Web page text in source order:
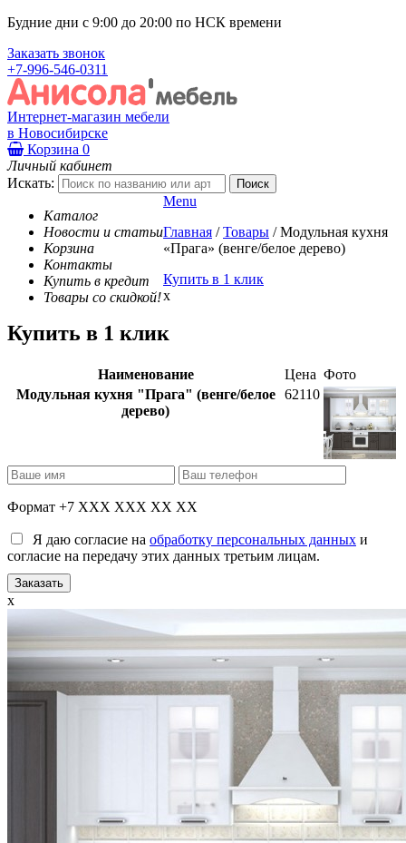
Будние дни с 9:00 до 20:00 по НСК времени
Заказать звонок
+7-996-546-0311
Интернет-магазин мебели
в Новосибирске
Корзина 0
Личный кабинет
Искать:
Каталог
Новости и статьи
Корзина
Контакты
Купить в кредит
Товары со скидкой!
Menu
Главная / Товары / Модульная кухня
«Прага» (венге/белое дерево)
Купить в 1 клик
x
Купить в 1 клик
Наименование Цена Фото
Модульная кухня "Прага" (венге/белое
дерево)
62110
Формат +7 XXX XXX XX XX
Я даю согласие на обработку персональных данных и
согласие на передачу этих данных третьим лицам.
x